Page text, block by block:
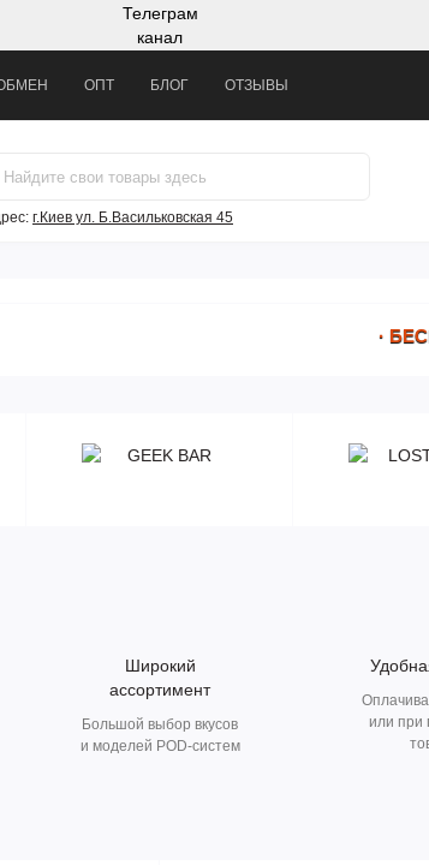
Телеграм
канал
ОПТ БЛОГ ОТЗЫВЫ
г.Киев ул. Б.Васильковская 45
·
Широкий
ассортимент
Большой выбор вкусов
и моделей POD-систем
или при